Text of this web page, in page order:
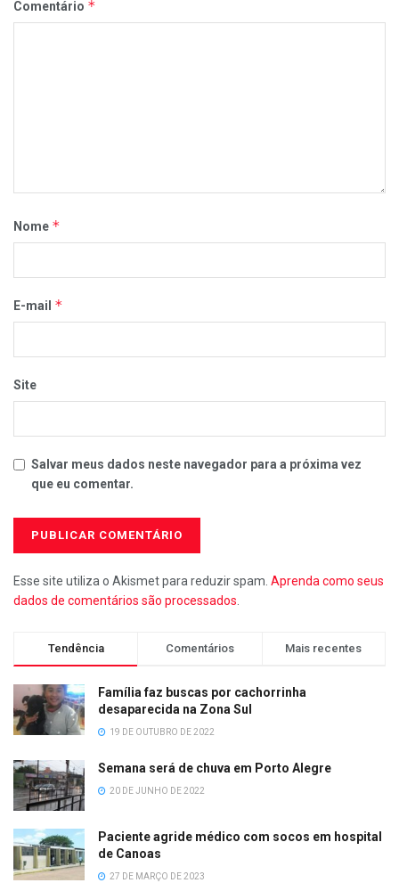
Comentário *
Nome *
E-mail *
Site
Salvar meus dados neste navegador para a próxima vez
que eu comentar.
Esse site utiliza o Akismet para reduzir spam. Aprenda como seus
dados de comentários são processados
Tendência Comentários Mais recentes
Família faz buscas por cachorrinha
desaparecida na Zona Sul
19 DE OUTUBRO DE 2022
Semana será de chuva em Porto Alegre
20 DE JUNHO DE 2022
Paciente agride médico com socos em hospital
de Canoas
27 DE MARÇO DE 2023